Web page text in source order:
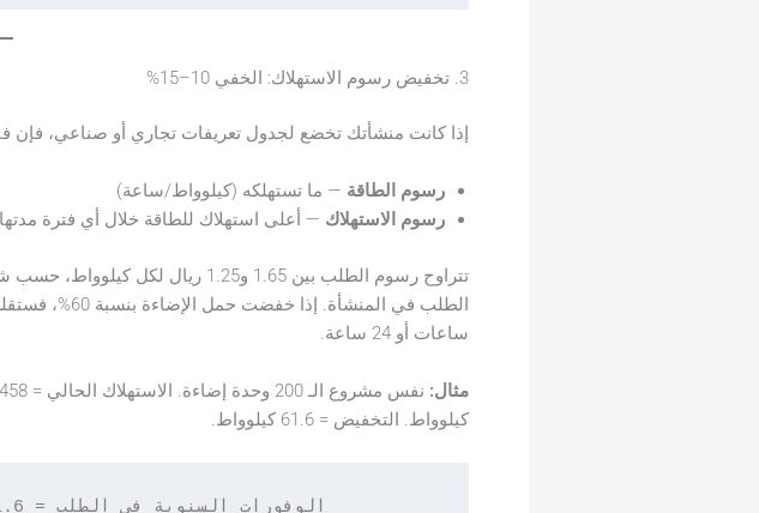
3. تخفيض رسوم الاستهلاك: الخفي 10–15%
إذا كانت منشأتك تخضع لجدول تعريفات تجاري أو صناعي، فإن
رسوم الطاقة — ما تستهلكه (كيلوواط/ساعة)
رسوم الاستهلاك — أعلى استهلاك للطاقة خلال أي فترة مدتها 15 دقيقة في شهر الفوترة (كيلوواط)
الطلب في المنشأة. إذا خفضت حمل الإضاءة بنسبة 60%، فستقلل بذلك مباشرةً من رسوم الطلب —
ساعات أو 24 ساعة.
مثال:
كيلوواط. التخفيض = 61.6 كيلوواط.
الوفورات السنوية في الطلب = 61.6 كيلوواط × $8.50/كيلوواط × 12 شهرًا = $6,283/سنة